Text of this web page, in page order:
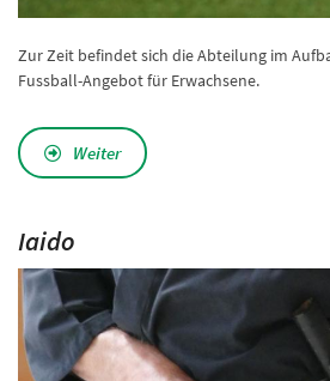
Zur Zeit befindet sich die Abteilung im
Fussball-Angebot für Erwachsene.
Weiter
Iaido